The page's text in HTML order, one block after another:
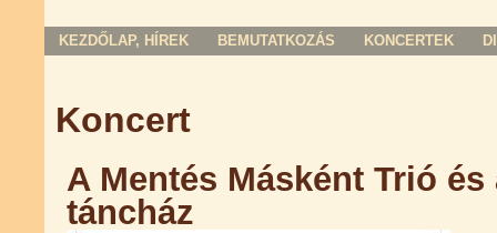
KEZDŐLAP, HÍREK BEMUTATKOZÁS KONCERTEK
Koncert
A Mentés Másként Trió
táncház